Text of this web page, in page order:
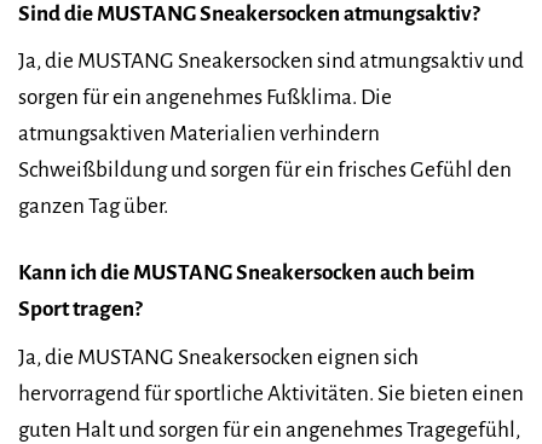
Sind die MUSTANG Sneakersocken atmungsaktiv?
Ja, die MUSTANG Sneakersocken sind atmungsaktiv und
sorgen für ein angenehmes Fußklima. Die
atmungsaktiven Materialien verhindern
Schweißbildung und sorgen für ein frisches Gefühl den
ganzen Tag über.
Kann ich die MUSTANG Sneakersocken auch beim
Sport tragen?
Ja, die MUSTANG Sneakersocken eignen sich
hervorragend für sportliche Aktivitäten. Sie bieten einen
guten Halt und sorgen für ein angenehmes Tragegefühl,